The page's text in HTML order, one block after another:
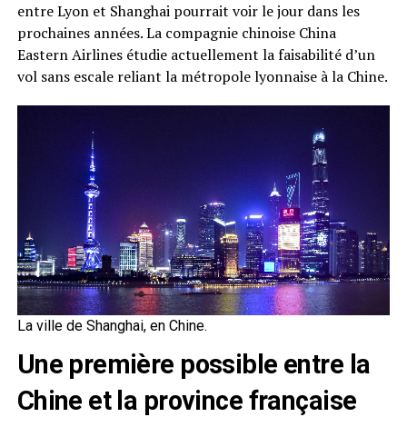
entre Lyon et Shanghai pourrait voir le jour dans les
prochaines années. La compagnie chinoise China
Eastern Airlines étudie actuellement la faisabilité d’un
vol sans escale reliant la métropole lyonnaise à la Chine.
La ville de Shanghai, en Chine.
Une première possible entre la
Chine et la province française